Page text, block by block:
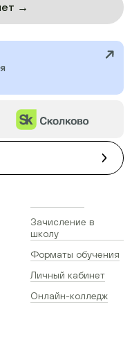
→
Зачисление в
школу
Форматы обучения
Личный кабинет
Онлайн-колледж